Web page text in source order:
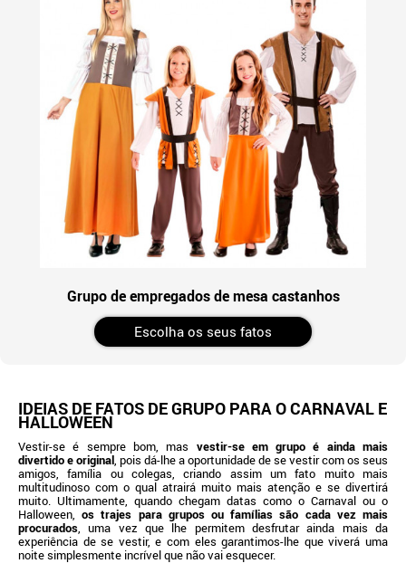
Grupo de empregados de mesa castanhos
Escolha os seus fatos
IDEIAS DE FATOS DE GRUPO PARA O CARNAVAL E
HALLOWEEN
Vestir-se é sempre bom, mas vestir-se em grupo é ainda mais
divertido e original, pois dá-lhe a oportunidade de se vestir com os seus
amigos, família ou colegas, criando assim um fato muito mais
multitudinoso com o qual atrairá muito mais atenção e se divertirá
muito. Ultimamente, quando chegam datas como o Carnaval ou o
Halloween,os trajes para grupos ou famílias são cada vez mais
procurados, uma vez que lhe permitem desfrutar ainda mais da
experiência de se vestir, e com eles garantimos-lhe que viverá uma
noite simplesmente incrível que não vai esquecer.